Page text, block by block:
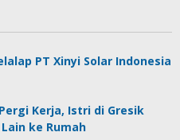
PT Xinyi Solar Indonesia
Kerja, Istri di Gresik
ke Rumah